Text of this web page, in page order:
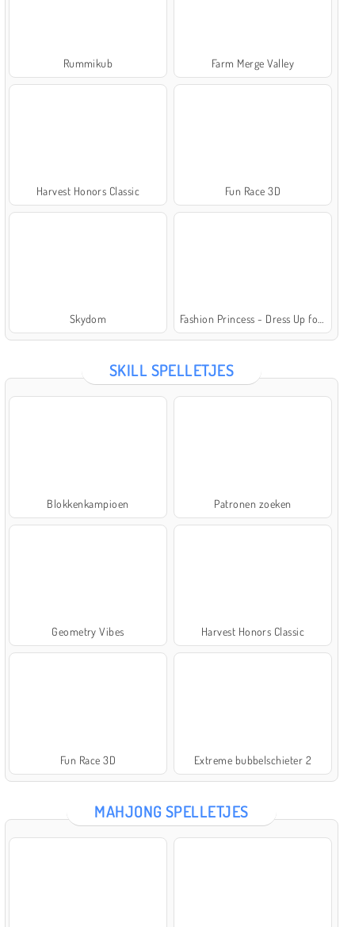
Rummikub Farm Merge Valley
Harvest Honors Classic Fun Race 3D
Skydom Fashion Princess - Dress Up for Girls
SKILL SPELLETJES
Blokkenkampioen Patronen zoeken
Geometry Vibes Harvest Honors Classic
Fun Race 3D Extreme bubbelschieter 2
MAHJONG SPELLETJES